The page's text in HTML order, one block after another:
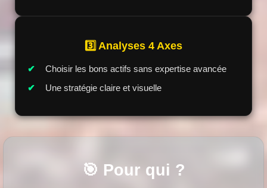
3️⃣ Analyses 4 Axes
Choisir les bons actifs sans expertise avancée
Une stratégie claire et visuelle
🎯 Pour qui ?